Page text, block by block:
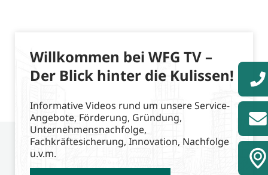
Willkommen bei WFG TV –
Der Blick hinter die Kulissen!
Informative Videos rund um unsere Service-
Angebote, Förderung, Gründung,
Unternehmensnachfolge,
Fachkräftesicherung, Innovation, Nachfolge
u.v.m.